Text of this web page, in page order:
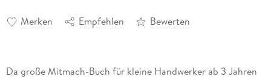
Merken Empfehlen Bewerten
Da große Mitmach-Buch für kleine Handwerker ab 3 Jahren